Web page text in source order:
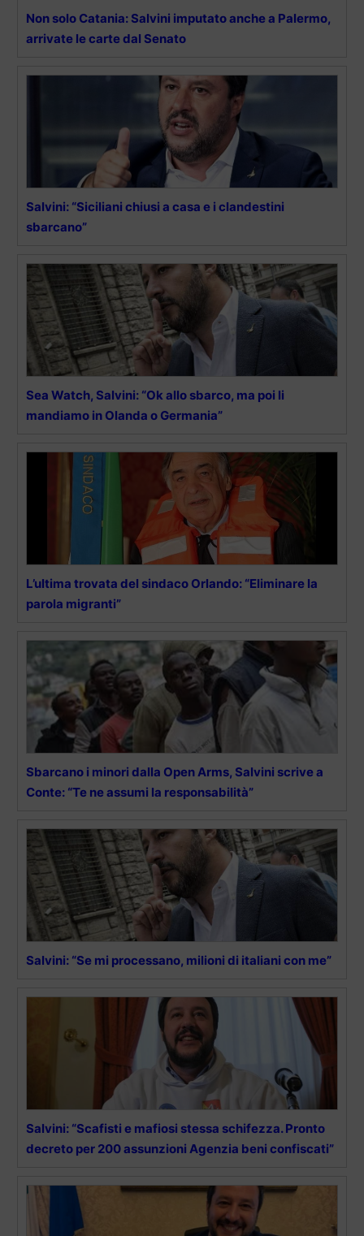
Non solo Catania: Salvini imputato anche a Palermo,
arrivate le carte dal Senato
Salvini: “Siciliani chiusi a casa e i clandestini
sbarcano”
Sea Watch, Salvini: “Ok allo sbarco, ma poi li
mandiamo in Olanda o Germania”
L’ultima trovata del sindaco Orlando: “Eliminare la
parola migranti”
Sbarcano i minori dalla Open Arms, Salvini scrive a
Conte: “Te ne assumi la responsabilità”
Salvini: “Se mi processano, milioni di italiani con me”
Salvini: “Scafisti e mafiosi stessa schifezza. Pronto
decreto per 200 assunzioni Agenzia beni confiscati”